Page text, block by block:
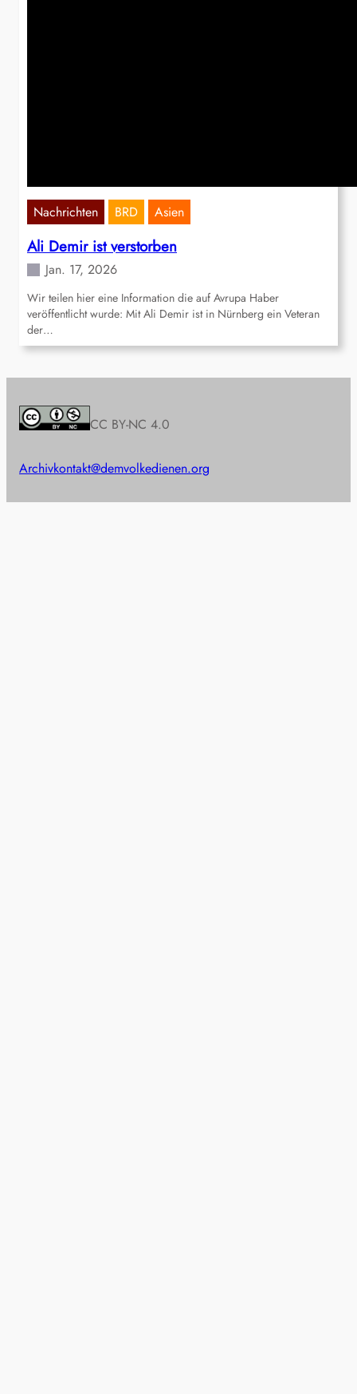
Nachrichten BRD Asien
Ali Demir ist verstorben
Jan. 17, 2026
Wir teilen hier eine Information die auf Avrupa Haber
veröffentlicht wurde: Mit Ali Demir ist in Nürnberg ein Veteran
der…
CC BY-NC 4.0
Archivkontakt@demvolkedienen.org